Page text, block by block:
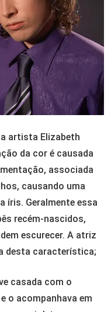
artista Elizabeth
da cor é causada
associada
causando uma
íris. Geralmente essa
recém-nascidos,
escurecer. A atriz
desta característica;
casada com o
o acompanhava em